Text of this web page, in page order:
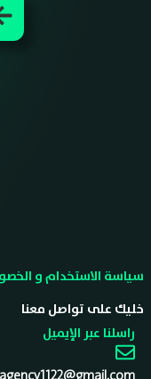
سياسة الاستخدام و
خليك على تواصل معنا
راسلنا عبر الإيميل